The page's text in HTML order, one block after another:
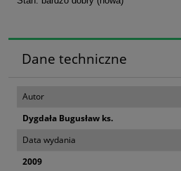
Dane techniczne
Autor
Dygdała Bugusław ks.
Data wydania
2009